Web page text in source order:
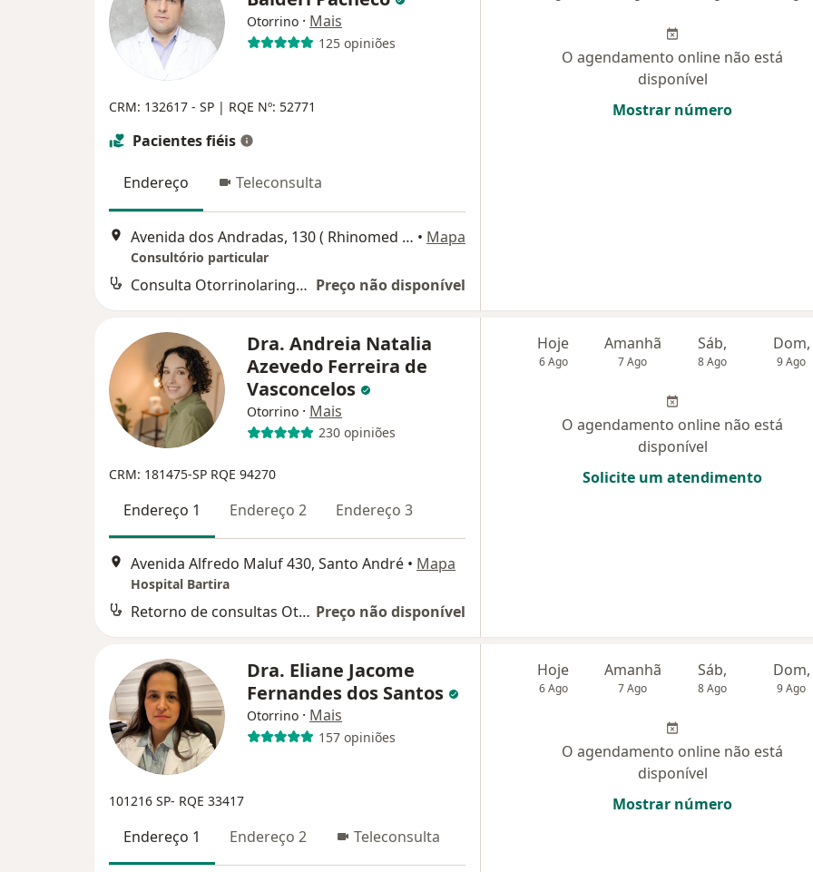
Otorrino · Mais
125 opiniões
CRM: 132617 - SP | RQE Nº: 52771
Pacientes fiéis
Endereço Teleconsulta
Avenida dos Andradas, 130 ( Rhinomed - Hospital Brasil), Santo André - Pb • Mapa
Consultório particular
Consulta Otorrinolaringologia Preço não disponível
O agendamento online não está
disponível
Mostrar número
Dra. Andreia Natalia
Azevedo Ferreira de
Vasconcelos
Otorrino · Mais
230 opiniões
CRM: 181475-SP RQE 94270
Endereço 1 Endereço 2 Endereço 3
Avenida Alfredo Maluf 430, Santo André • Mapa
Hospital Bartira
Retorno de consultas Otorrinolaringologia Preço não disponível
Hoje
6 Ago
Amanhã
7 Ago
Sáb,
8 Ago
Dom,
9 Ago
O agendamento online não está
disponível
Solicite um atendimento
Dra. Eliane Jacome
Fernandes dos Santos
Otorrino · Mais
157 opiniões
101216 SP- RQE 33417
Endereço 1 Endereço 2 Teleconsulta
Hoje
6 Ago
Amanhã
7 Ago
Sáb,
8 Ago
Dom,
9 Ago
O agendamento online não está
disponível
Mostrar número